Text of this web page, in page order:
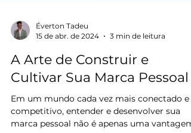
15 de abr. de 2024
3 min de leitura
A Arte de Construir e